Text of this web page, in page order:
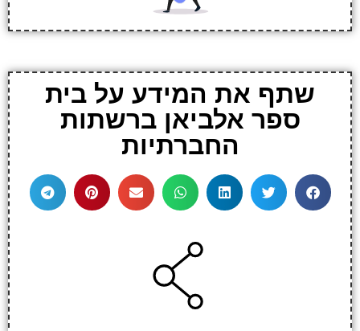
שתף את המידע על בית
ספר אלביאן ברשתות
החברתיות